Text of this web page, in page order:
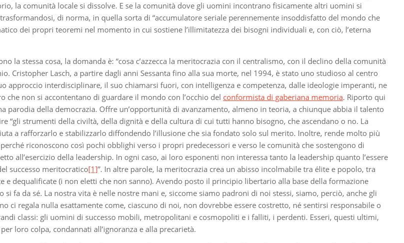
la comunità locale si dissolve. E se la comunità dove gli uomini incontrano fisicamente altri uomini si
di norma, in quella sorta di “accumulatore seriale perennemente insoddisfatto del mondo che
dei propri teoremi nel momento in cui sostiene l’illimitatezza dei bisogni individuali e, con ciò, l’eterna
la stessa cosa, la domanda è: “cosa c’azzecca la meritocrazia con il centralismo, con il declino della comunità
Cristopher Lasch, a partire dagli anni Sessanta fino alla sua morte, nel 1994, è stato uno studioso al centro
approccio interdisciplinare, il suo chiamarsi fuori, con intelligenza e competenza, dalle ideologie imperanti, ne
non si accontentano di guardare il mondo con l’occhio del conformista di gaberiana memoria. Riporto qui
parodia della democrazia. Offre un’opportunità di avanzamento, almeno in teoria, a chiunque abbia il talento
“gli strumenti della civiltà, della dignità e della cultura di cui tutti hanno bisogno, che ascendano o no. La
a rafforzarlo e stabilizzarlo diffondendo l’illusione che sia fondato solo sul merito. Inoltre, rende molto più
riconoscono così pochi obblighi verso i propri predecessori e verso le comunità che sostengono di
all’esercizio della leadership. In ogni caso, ai loro esponenti non interessa tanto la leadership quanto l’essere
successo meritocratico[1]”. In altre parole, la meritocrazia crea un abisso incolmabile tra élite e popolo, tra
e dequalificate (i non eletti che non sanno). Avendo posto il principio libertario alla base della formazione
fa da sé. La nostra vita è nelle nostre mani e, siccome siamo padroni di noi stessi, siamo, perciò, anche gli
ci regala nulla esattamente come, ciascuno di noi, non dovrebbe essere costretto, né sentirsi responsabile o
classi: gli uomini di successo mobili, metropolitani e cosmopoliti e i falliti, i perdenti. Esseri, questi ultimi,
loro colpa, condannati all’ignoranza e alla precarietà.